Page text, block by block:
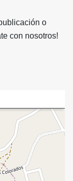
o
con nosotros!